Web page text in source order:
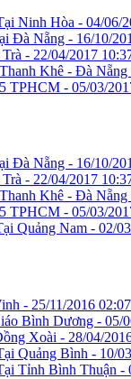
Ninh Hòa - 04/06/
Đà Nẵng - 16/10/
- 22/04/2017
Khê - Đà Nẵng
TPHCM - 05/03/
Đà Nẵng - 16/10/
- 22/04/2017
Khê - Đà Nẵng
TPHCM - 05/03/
Quảng Nam - 02/
- 25/11/2016 02:07
Bình Dương - 05/
Xoài - 28/04/
Quảng Bình - 10/
Tỉnh Bình Thuận -